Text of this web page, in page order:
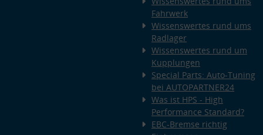
Fahrwerk
Wissenswertes rund ums
Radlager
Wissenswertes rund um
Kupplungen
Special Parts: Auto-Tuning
bei AUTOPARTNER24
Was ist HPS - High
Performance Standard?
EBC-Bremse richtig